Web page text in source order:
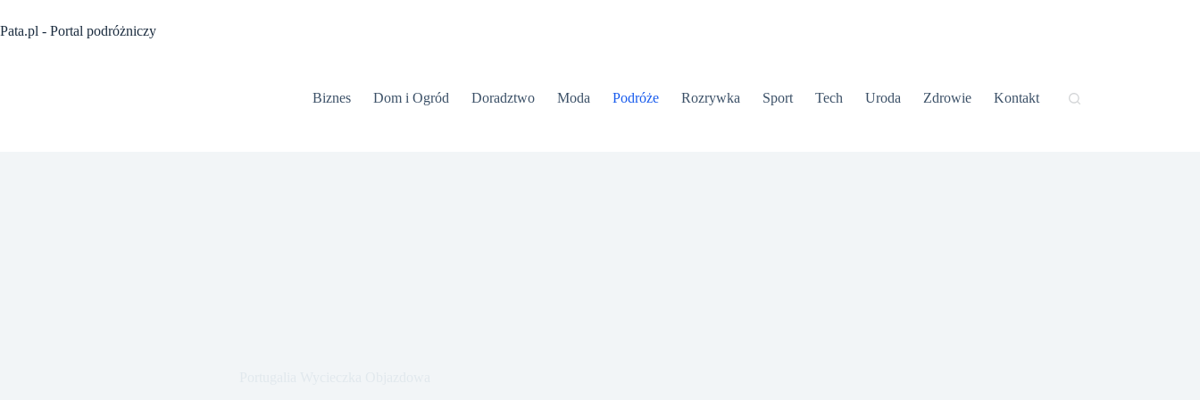
do
treści
Pata.pl - Portal podróżniczy
Biznes Dom i Ogród Doradztwo Moda Podróże Rozrywka Sport Tech Uroda Zdrowie Kontakt